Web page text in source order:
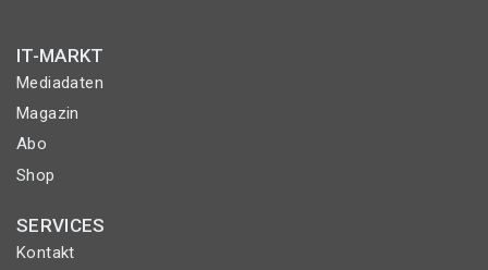
IT-MARKT
Mediadaten
Magazin
Abo
Shop
SERVICES
Kontakt